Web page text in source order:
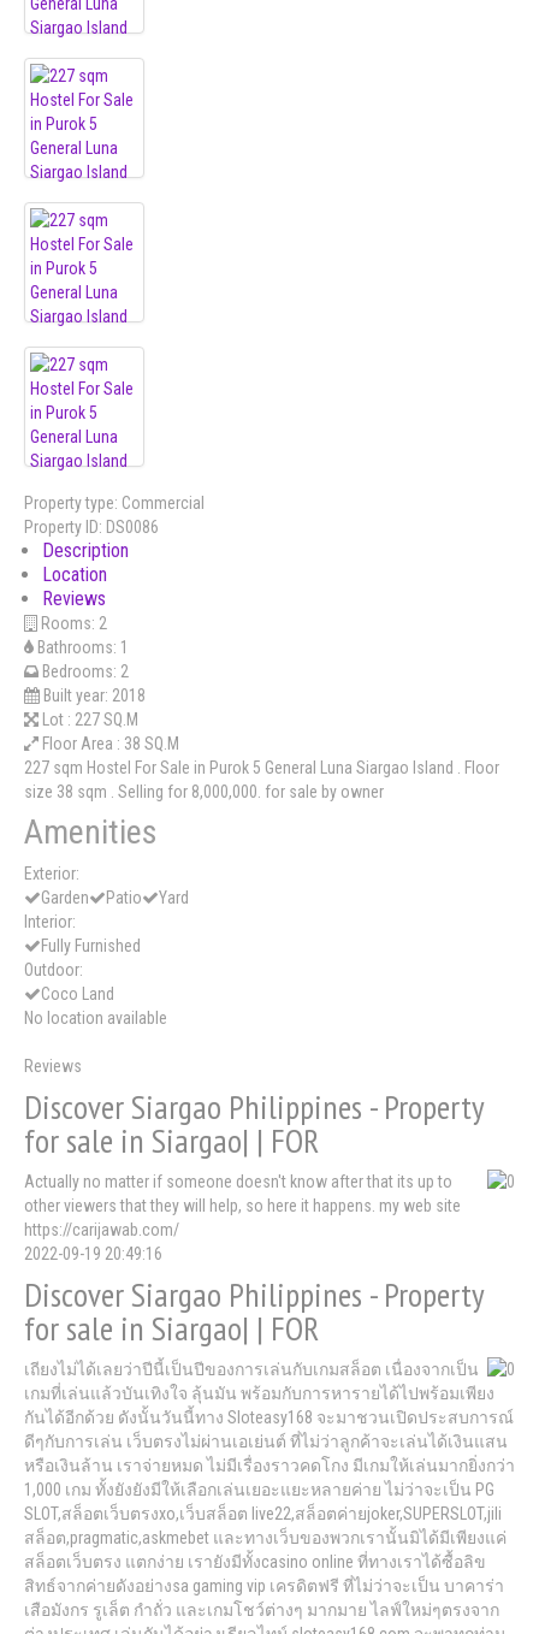
Property type: Commercial
Property ID: DS0086
Description
Location
Reviews
Rooms: 2
Bathrooms: 1
Bedrooms: 2
Built year: 2018
Lot : 227 SQ.M
Floor Area : 38 SQ.M
227 sqm Hostel For Sale in Purok 5 General Luna Siargao Island . Floor
size 38 sqm . Selling for 8,000,000. for sale by owner
Amenities
Exterior:
Garden
Patio
Yard
Interior:
Fully Furnished
Outdoor:
Coco Land
No location available
Reviews
Discover Siargao Philippines - Property
for sale in Siargao| | FOR
Actually no matter if someone doesn't know after that its up to
other viewers that they will help, so here it happens. my web site
https://carijawab.com/
2022-09-19 20:49:16
Discover Siargao Philippines - Property
for sale in Siargao| | FOR
เถียงไม่ได้เลยว่าปีนี้เป็นปีของการเล่นกับเกมสล็อต เนื่องจากเป็น
เกมที่เล่นแล้วบันเทิงใจ ลุ้นมัน พร้อมกับการหารายได้ไปพร้อมเพียง
กันได้อีกด้วย ดังนั้นวันนี้ทาง Sloteasy168 จะมาชวนเปิดประสบการณ์
ดีๆกับการเล่น เว็บตรงไม่ผ่านเอเย่นต์ ที่ไม่ว่าลูกค้าจะเล่นได้เงินแสน
หรือเงินล้าน เราจ่ายหมด ไม่มีเรื่องราวคดโกง มีเกมให้เล่นมากยิ่งกว่า
1,000 เกม ทั้งยังยังมีให้เลือกเล่นเยอะแยะหลายค่าย ไม่ว่าจะเป็น PG
SLOT,สล็อตเว็บตรงxo,เว็บสล็อต live22,สล็อตค่ายjoker,SUPERSLOT,jili
สล็อต,pragmatic,askmebet และทางเว็บของพวกเรานั้นมิได้มีเพียงแค่
สล็อตเว็บตรง แตกง่าย เรายังมีทั้งcasino online ที่ทางเราได้ซื้อลิข
สิทธ์จากค่ายดังอย่างsa gaming vip เครดิตฟรี ที่ไม่ว่าจะเป็น บาคาร่า
เสือมังกร รูเล็ต กำถั่ว และเกมโชว์ต่างๆ มากมาย ไลฟ์ใหม่ๆตรงจาก